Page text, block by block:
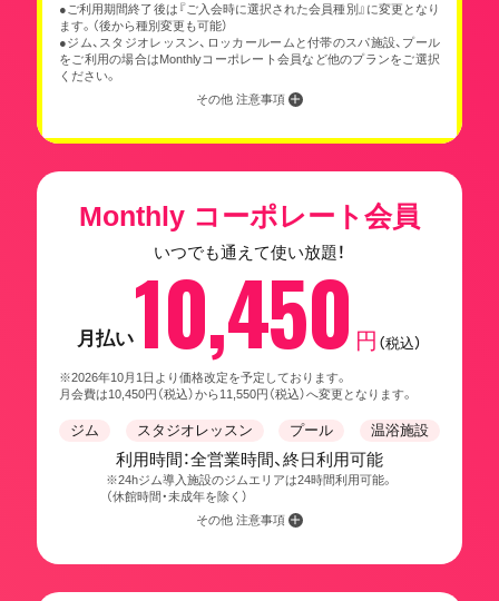
●ご利用期間終了後は『ご入会時に選択された会員種別』に変更となり
ます。（後から種別変更も可能）
●ジム、スタジオレッスン、ロッカールームと付帯のスパ施設、プール
をご利用の場合はMonthlyコーポレート会員など他のプランをご選択
ください。
その他 注意事項
Monthly コーポレート会員
いつでも通えて使い放題！
月払い10,450 円 （税込）
※2026年10月1日より価格改定を予定しております。
月会費は10,450円（税込）から11,550円（税込）へ変更となります。
ジム スタジオレッスン プール 温浴施設
利用時間：全営業時間、終日利用可能
※24hジム導入施設のジムエリアは24時間利用可能。
（休館時間・未成年を除く）
その他 注意事項